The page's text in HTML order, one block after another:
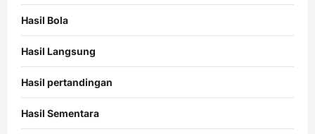
Hasil Bola
Hasil Langsung
Hasil pertandingan
Hasil Sementara